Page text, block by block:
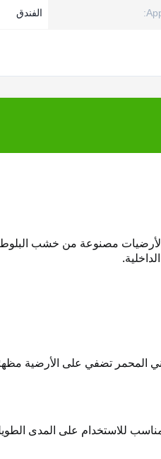
الفندق
مصنوعة من خشب البلوط
المحمر تضفي على الأرضية
للاستخدام على المدى